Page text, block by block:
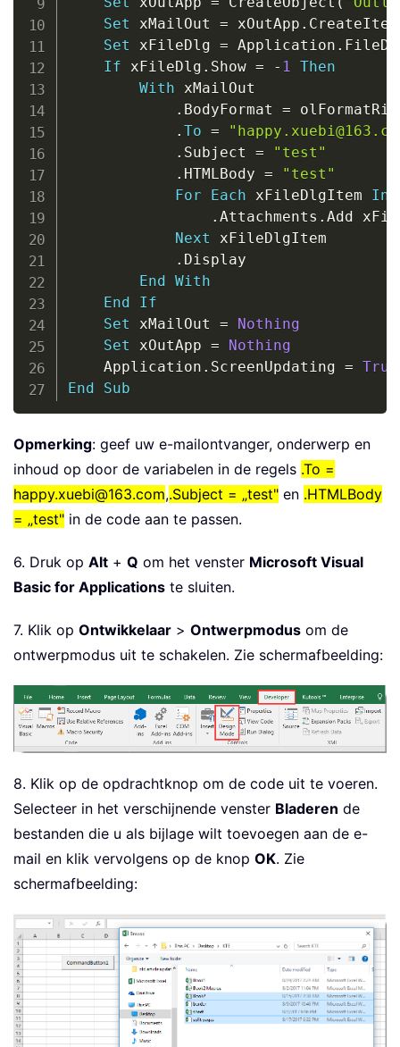
Set xMailOut = xOutApp . CreateItem
Set xFileDlg = Application .
If xFileDlg . Show = - 1
Then
With xMailOut
. BodyFormat =
. To =
. Subject =
"test"
. HTMLBody =
"test"
For
Each xFileDlgItem In
. Attachments . Add
Next xFileDlgItem
. Display
End With
End
If
Set xMailOut =
Nothing
Set xOutApp =
Nothing
    Application
. ScreenUpdating = True
End
Sub
Opmerking: geef uw e-mailontvanger, onderwerp en
inhoud op door de variabelen in de regels .To =
happy.xuebi@163.com,.Subject = „test" en .HTMLBody
= „test" in de code aan te passen.
6. Druk op Alt + Q om het venster Microsoft Visual
Basic for Applications te sluiten.
7. Klik op Ontwikkelaar > Ontwerpmodus om de
ontwerpmodus uit te schakelen. Zie schermafbeelding:
8. Klik op de opdrachtknop om de code uit te voeren.
Selecteer in het verschijnende venster Bladeren de
bestanden die u als bijlage wilt toevoegen aan de e-
mail en klik vervolgens op de knop OK. Zie
schermafbeelding: